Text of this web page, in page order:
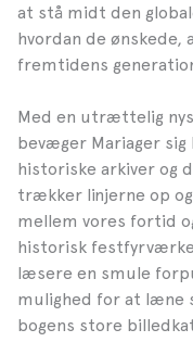
at stå midt den
hvordan de ønskede,
fremtidens
Med en utrættelig
bevæger Mariager
historiske arkiver og
trækker linjerne op
mellem vores fortid
historisk
læsere en smule
mulighed for at læne
bogens store